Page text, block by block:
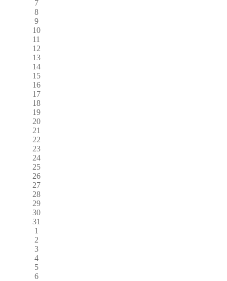
7
8
9
10
11
12
13
14
15
16
17
18
19
20
21
22
23
24
25
26
27
28
29
30
31
1
2
3
4
5
6